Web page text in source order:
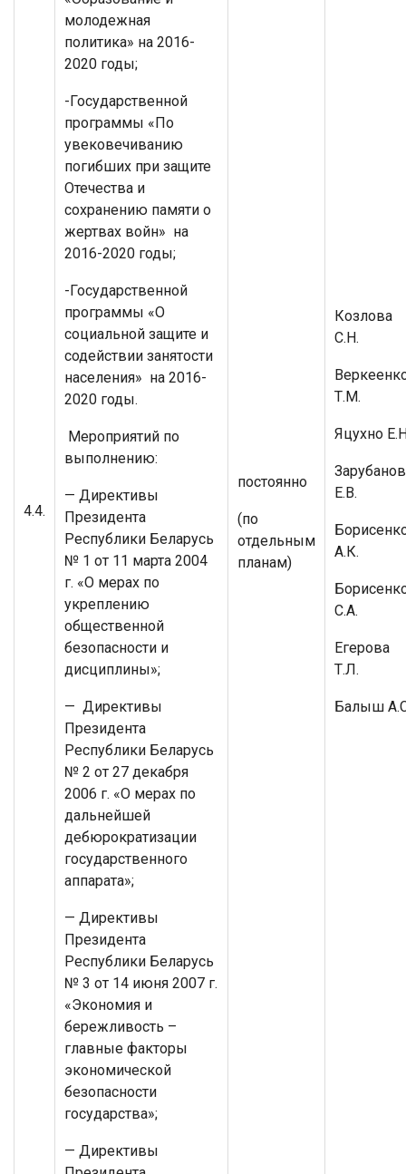
4.4.
молодежная
политика» на 2016-
2020 годы;
-Государственной
программы «По
увековечиванию
погибших при защите
Отечества и
сохранению памяти о
жертвах войн» на
2016-2020 годы;
-Государственной
программы «О
социальной защите и
содействии занятости
населения» на 2016-
2020 годы.
Мероприятий по
выполнению:
— Директивы
Президента
Республики Беларусь
№ 1 от 11 марта 2004
г. «О мерах по
укреплению
общественной
безопасности и
дисциплины»;
— Директивы
Президента
Республики Беларусь
№ 2 от 27 декабря
2006 г. «О мерах по
дальнейшей
дебюрократизации
государственного
аппарата»;
— Директивы
Президента
Республики Беларусь
№ 3 от 14 июня 2007 г.
«Экономия и
бережливость –
главные факторы
экономической
безопасности
государства»;
— Директивы
постоянно
(по
отдельным
планам)
Козлова
С.Н.
Т.М.
Яцухно
Е.В.
А.К.
С.А.
Егерова
Т.Л.
Балыш